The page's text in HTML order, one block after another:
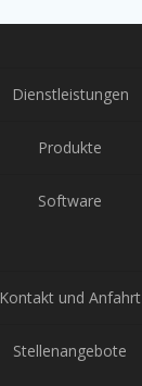
Dienstleistungen
Produkte
Software
Kontakt und Anfahrt
Stellenangebote